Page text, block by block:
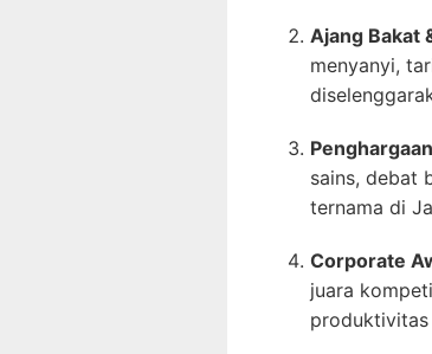
Ajang Bakat
menyanyi,
sains, debat
ternama di
Corporate
juara
produktivitas